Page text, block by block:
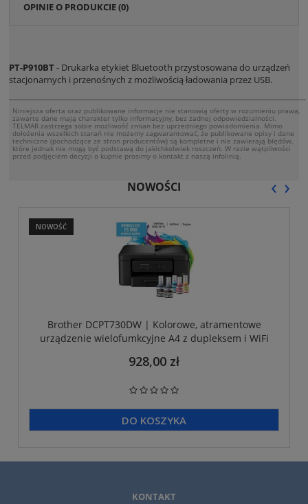
OPINIE O PRODUKCIE (0)
PT-P910BT- Drukarka etykiet Bluetooth przystosowana do urządzeń
stacjonarnych i przenośnych z możliwością ładowania przez USB.
Niniejsza oferta oraz publikowane informacje nie stanowią oferty w rozumieniu prawa,
zawarte dane mają charakter tylko informacyjny, bez żadnej odpowiedzialności.
TELMAR zastrzega sobie możliwość zmian bez uprzedniego powiadomienia. Mimo
dołożenia wszelkich starań nie możemy zagwarantować, że publikowane opisy i dane
techniczne (pochodzące ze stron producentów) są kompletne i nie zawierają błędów,
które jednak nie mogą być podstawą do jakichkolwiek roszczeń. W razie wątpliwości
przed podjęciem decyzji o kupnie prosimy o kontakt z naszą infolinią.
NOWOŚCI
Brother DCPT730DW | Kolorowe, atramentowe
urządzenie wielofumkcyjne A4 z dupleksem i WiFi
928,00 zł
DO KOSZYKA
NOWOŚĆ
‹ ›
KONTAKT